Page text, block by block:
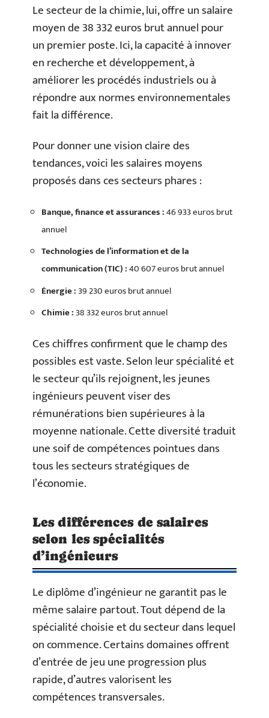
Le secteur de la chimie, lui, offre un salaire
moyen de 38 332 euros brut annuel pour
un premier poste. Ici, la capacité à innover
en recherche et développement, à
améliorer les procédés industriels ou à
répondre aux normes environnementales
fait la différence.
Pour donner une vision claire des
tendances, voici les salaires moyens
proposés dans ces secteurs phares :
Banque, finance et assurances :46 933 euros brut
annuel
Technologies de l’information et de la
communication (TIC) :40 607 euros brut annuel
Énergie :39 230 euros brut annuel
Chimie :38 332 euros brut annuel
Ces chiffres confirment que le champ des
possibles est vaste. Selon leur spécialité et
le secteur qu’ils rejoignent, les jeunes
ingénieurs peuvent viser des
rémunérations bien supérieures à la
moyenne nationale. Cette diversité traduit
une soif de compétences pointues dans
tous les secteurs stratégiques de
l’économie.
Les différences de salaires
selon les spécialités
d’ingénieurs
Le diplôme d’ingénieur ne garantit pas le
même salaire partout. Tout dépend de la
spécialité choisie et du secteur dans lequel
on commence. Certains domaines offrent
d’entrée de jeu une progression plus
rapide, d’autres valorisent les
compétences transversales.